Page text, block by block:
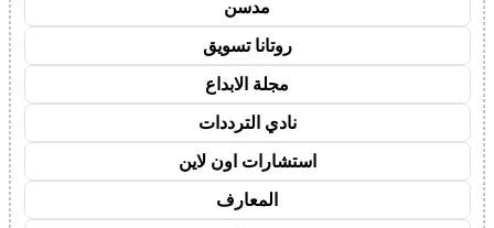
مدسن
روتانا تسويق
مجلة الابداع
نادي الترددات
استشارات اون لاين
المعارف